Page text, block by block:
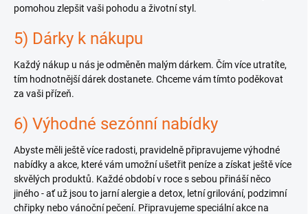
pomohou zlepšit vaši pohodu a životní styl.
5) Dárky k nákupu
Každý nákup u nás je odměněn malým dárkem. Čím více utratíte,
tím hodnotnější dárek dostanete. Chceme vám tímto poděkovat
za vaši přízeň.
6) Výhodné sezónní nabídky
Abyste měli ještě více radosti, pravidelně připravujeme výhodné
nabídky a akce, které vám umožní ušetřit peníze a získat ještě více
skvělých produktů. Každé období v roce s sebou přináší něco
jiného - ať už jsou to jarní alergie a detox, letní grilování, podzimní
chřipky nebo vánoční pečení. Připravujeme speciální akce na